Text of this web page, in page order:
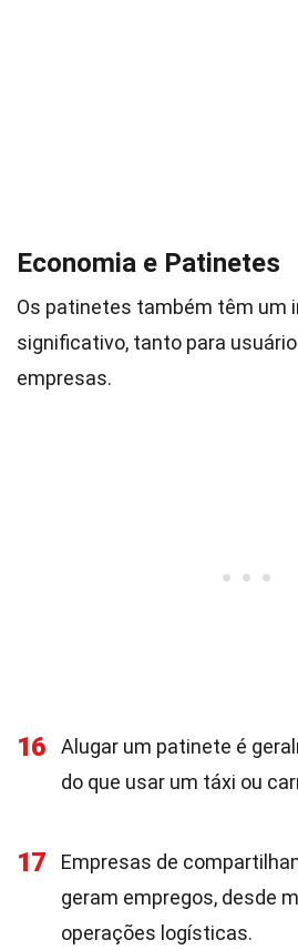
Economia e Patinetes
Os patinetes também têm um
significativo, tanto para
empresas.
16
Alugar um patinete é
do que usar um táxi ou
17
Empresas de
geram empregos, desde
operações logísticas.